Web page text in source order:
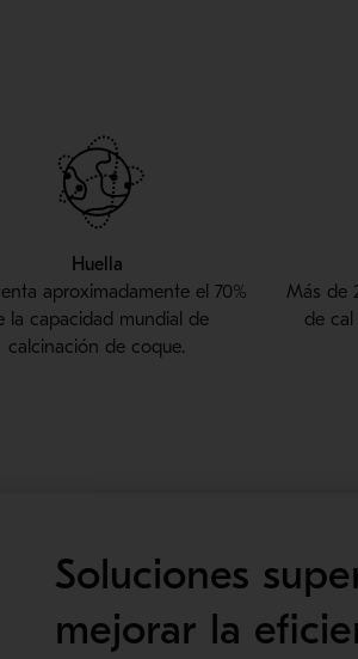
Huella
aproximadamente el 70%
la capacidad mundial de
calcinación de coque.
Más de
de
Soluciones
mejorar la